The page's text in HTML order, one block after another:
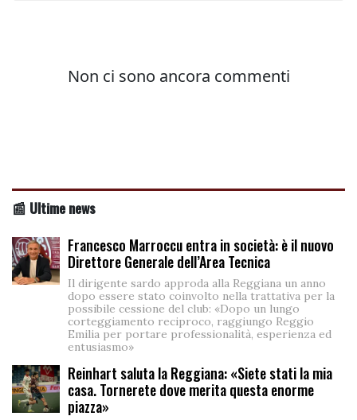
📰 Ultime news
Francesco Marroccu entra in società: è il nuovo
Direttore Generale dell’Area Tecnica
Il dirigente sardo approda alla Reggiana un anno
dopo essere stato coinvolto nella trattativa per la
possibile cessione del club: «Dopo un lungo
corteggiamento reciproco, raggiungo Reggio
Emilia per portare professionalità, esperienza ed
entusiasmo»
Reinhart saluta la Reggiana: «Siete stati la mia
casa. Tornerete dove merita questa enorme
piazza»